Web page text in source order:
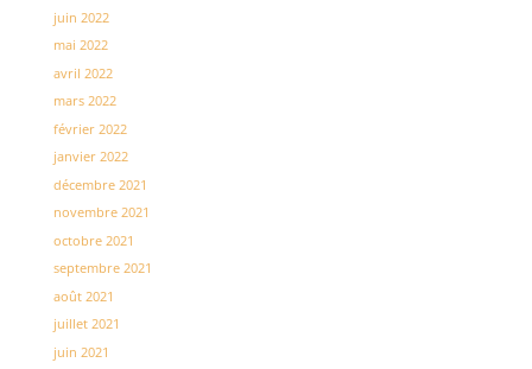
juin 2022
mai 2022
avril 2022
mars 2022
février 2022
janvier 2022
décembre 2021
novembre 2021
octobre 2021
septembre 2021
août 2021
juillet 2021
juin 2021